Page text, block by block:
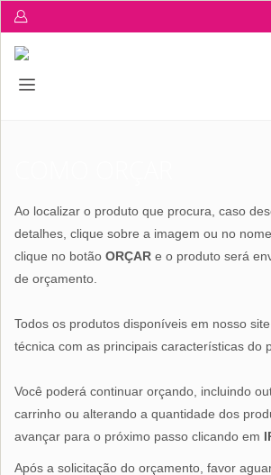
Ao localizar o produto que procura, caso
detalhes, clique sobre a imagem ou no
clique no botão ORÇAR e o produto será
de orçamento.
Todos os produtos disponíveis em nosso
técnica com as principais características do
Você poderá continuar orçando, incluindo
carrinho ou alterando a quantidade dos
avançar para o próximo passo clicando em
Após a solicitação do orçamento, favor